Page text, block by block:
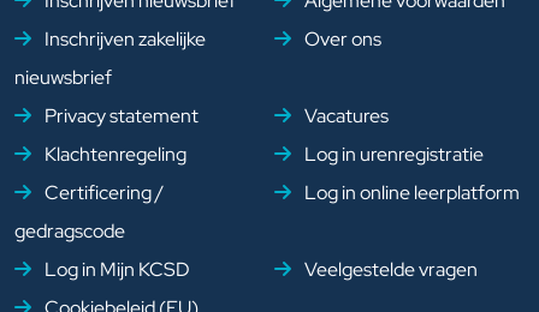
Inschrijven zakelijke
nieuwsbrief
Over ons
Privacy statement
Vacatures
Klachtenregeling
Log in urenregistratie
Certificering /
gedragscode
Log in online leerplatform
Log in Mijn KCSD
Veelgestelde vragen